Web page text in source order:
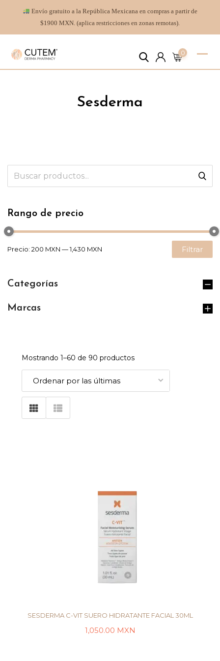
Envío gratuito a la República Mexicana en compras a partir de
$1900 MXN. (aplica restricciones en zonas remotas).
0
Sesderma
Rango de precio
Filtrar
Precio: 200 MXN —1,430 MXN
Categorías
Marcas
Mostrando 1–60 de 90 productos
SESDERMA C-VIT SUERO HIDRATANTE FACIAL 30ML
1,050.00 MXN